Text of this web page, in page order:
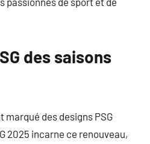
des saisons
marqué des designs PSG
2025 incarne ce renouveau,